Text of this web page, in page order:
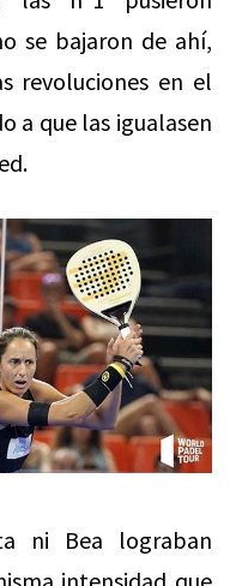
se bajaron de ahí,
revoluciones en el
a que las igualasen
ni Bea lograban